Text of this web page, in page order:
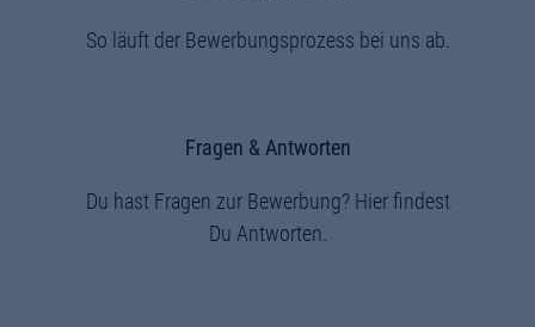
So läuft der Bewerbungsprozess bei uns ab.
Fragen & Antworten
Du hast Fragen zur Bewerbung? Hier findest
Du Antworten.